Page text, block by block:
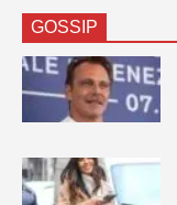
GOSSIP